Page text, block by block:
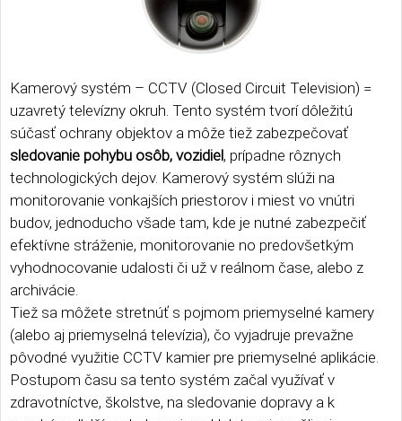
Kamerový systém – CCTV (Closed Circuit Television) =
uzavretý televízny okruh. Tento systém tvorí dôležitú
súčasť ochrany objektov a môže tiež zabezpečovať
sledovanie pohybu osôb, vozidiel, prípadne rôznych
technologických dejov. Kamerový systém slúži na
monitorovanie vonkajších priestorov i miest vo vnútri
budov, jednoducho všade tam, kde je nutné zabezpečiť
efektívne stráženie, monitorovanie no predovšetkým
vyhodnocovanie udalosti či už v reálnom čase, alebo z
archivácie.
Tiež sa môžete stretnúť s pojmom priemyselné kamery
(alebo aj priemyselná televízia), čo vyjadruje prevažne
pôvodné využitie CCTV kamier pre priemyselné aplikácie.
Postupom času sa tento systém začal využívať v
zdravotníctve, školstve, na sledovanie dopravy a k